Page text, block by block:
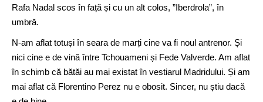
Rafa Nadal scos în față și cu un alt colos, ”Iberdrola”, în
umbră.
N-am aflat totuși în seara de marți cine va fi noul antrenor. Și
nici cine e de vină între Tchouameni și Fede Valverde. Am aflat
în schimb că bătăi au mai existat în vestiarul Madridului. Și am
mai aflat că Florentino Perez nu e obosit. Sincer, nu știu dacă